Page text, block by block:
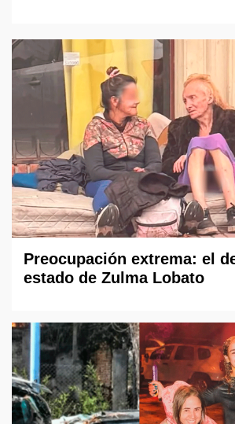
Preocupación extrema: el
estado de Zulma Lobato